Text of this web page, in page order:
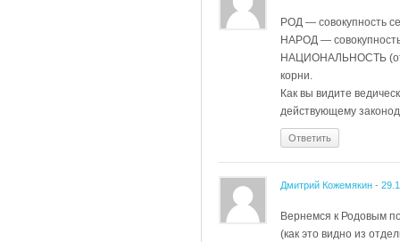
РОД — совокупность
НАРОД —
НАЦИОНАЛЬНОСТЬ (от
корни.
Как вы видите
действующему
Ответить
Дмитрий Кожемякин -
Вернемся к Родовым
(как это видно из